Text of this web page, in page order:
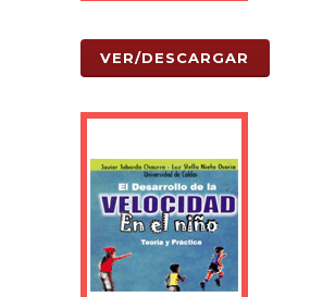
VER/DESCARGAR